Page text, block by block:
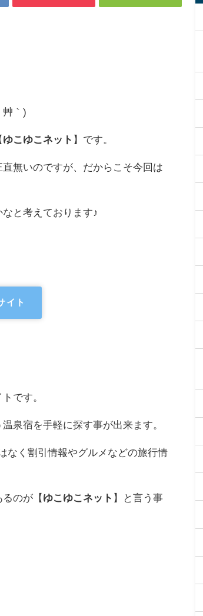
艸｀)
ゆこゆこネット 】です。
無いのですが、だからこそ今回は
と考えております♪
イト
です。
泉宿を手軽に探す事が出来ます。
なく割引情報やグルメなどの旅行情
のが【 ゆこゆこネット 】と言う事